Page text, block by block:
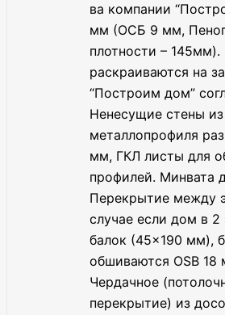
ва компании
мм (ОСБ 9 мм,
плотности –
раскраиваются на
“Построим дом”
Ненесущие стены из
металлопрофиля
мм, ГКЛ листы для
профилей. Минвата
Перекрытие между
случае если дом в 2
балок (45×190 мм),
обшиваются OSB 18
Чердачное
перекрытие) из